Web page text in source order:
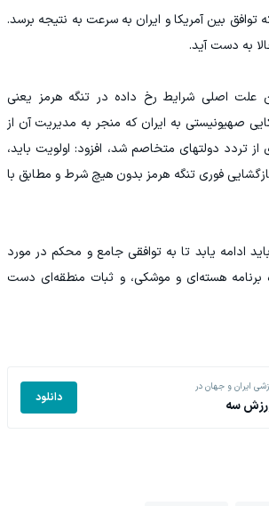
بین آمریکا و ایران به سرعت به نتیجه برسد.
به دست آید.
علت اصلی شرایط رخ داده در تنگه هرمز یعنی
صهیونیستی به ایران که منجر به مدیریت آن از
تردد دولتهای متخاصم شد، افزود: اولویت باید،
فوری تنگه هرمز بدون هیچ شرط و مطابق با
ادامه یابد تا به توافقی جامع و محکم در مورد
برنامه هسته‌ای و موشکی، و ثبات منطقه‌ای دست
ایران و جهان در
سه دانلود